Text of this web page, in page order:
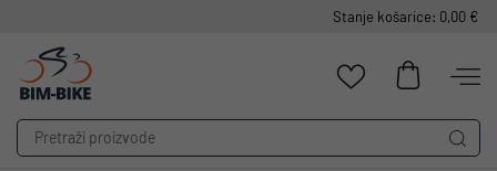
Stanje košarice: 0,00 €